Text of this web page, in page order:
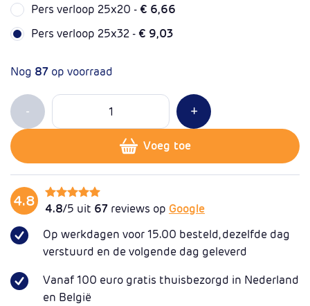
Pers verloop 25x20 -€ 6,66
Pers verloop 25x32 -€ 9,03
Nog 87 op voorraad
- Min 1
Aantal
+Plus 1
Voeg toe
4.8 4.8/5 uit 67 reviews op Google
Op werkdagen voor 15.00 besteld, dezelfde dag
verstuurd en de volgende dag geleverd
Vanaf 100 euro gratis thuisbezorgd in Nederland
en België